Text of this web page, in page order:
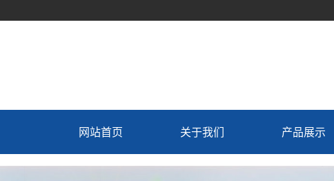
网站首页 关于我们 产品展示